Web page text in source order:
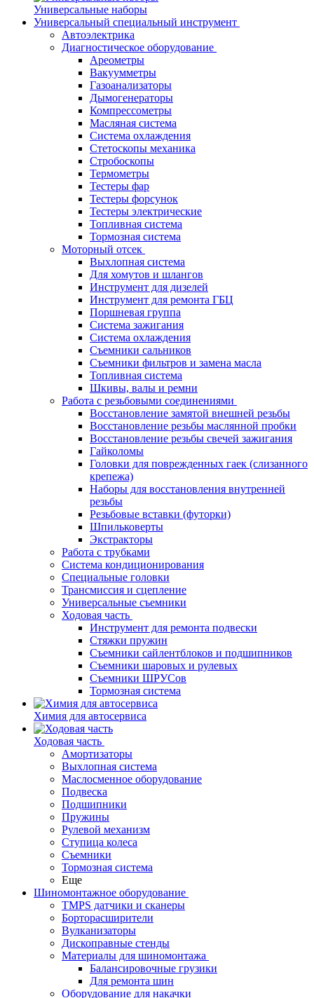
Универсальные наборы
Универсальный специальный инструмент
Автоэлектрика
Диагностическое оборудование
Ареометры
Вакуумметры
Газоанализаторы
Дымогенераторы
Компрессометры
Масляная система
Система охлаждения
Стетоскопы механика
Стробоскопы
Термометры
Тестеры фар
Тестеры форсунок
Тестеры электрические
Топливная система
Тормозная система
Моторный отсек
Выхлопная система
Для хомутов и шлангов
Инструмент для дизелей
Инструмент для ремонта ГБЦ
Поршневая группа
Система зажигания
Система охлаждения
Съемники сальников
Съемники фильтров и замена масла
Топливная система
Шкивы, валы и ремни
Работа с резьбовыми соединениями
Восстановление замятой внешней резьбы
Восстановление резьбы маслянной пробки
Восстановление резьбы свечей зажигания
Гайколомы
Головки для поврежденных гаек (слизанного
крепежа)
Наборы для восстановления внутренней
резьбы
Резьбовые вставки (футорки)
Шпильковерты
Экстракторы
Работа с трубками
Система кондиционирования
Специальные головки
Трансмиссия и сцепление
Универсальные съемники
Ходовая часть
Инструмент для ремонта подвески
Стяжки пружин
Съемники сайлентблоков и подшипников
Съемники шаровых и рулевых
Съемники ШРУСов
Тормозная система
Химия для автосервиса
Ходовая часть
Амортизаторы
Выхлопная система
Маслосменное оборудование
Подвеска
Подшипники
Пружины
Рулевой механизм
Ступица колеса
Съемники
Тормозная система
Еще
Шиномонтажное оборудование
TMPS датчики и сканеры
Борторасширители
Вулканизаторы
Дископравные стенды
Материалы для шиномонтажа
Балансировочные грузики
Для ремонта шин
Оборудование для накачки